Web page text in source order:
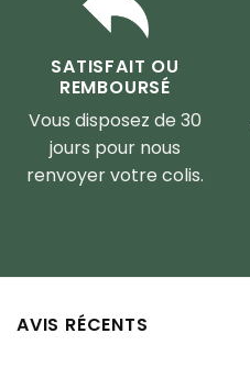
SATISFAIT OU
REMBOURSÉ
Vous disposez de 30
jours pour nous
renvoyer votre colis.
AVIS RÉCENTS